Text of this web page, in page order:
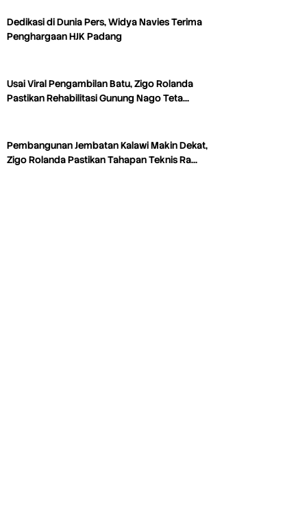
Dedikasi di Dunia Pers, Widya Navies Terima
Penghargaan HJK Padang
Usai Viral Pengambilan Batu, Zigo Rolanda
Pastikan Rehabilitasi Gunung Nago Teta…
Pembangunan Jembatan Kalawi Makin Dekat,
Zigo Rolanda Pastikan Tahapan Teknis Ra…